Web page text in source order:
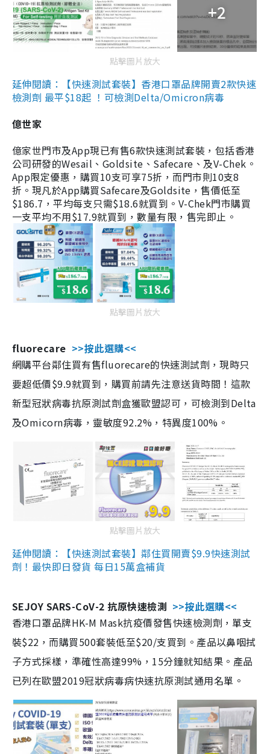
+2
點擊圖片放大
延伸閱讀：【快速測試套裝】香港口罩品牌開賣2款快速
檢測劑 最平$18起 ！可檢測Delta/Omicron病毒
億世家
億家世門市及App現已有售6款快速測試套裝，包括香港
公司研發的Wesail、Goldsite、Safecare、及V-Chek。
App限定優惠，購買10支可享75折，而門市則10支8
折。現凡於App購買Safecare及Goldsite，售價低至
$186.7，平均每支只需$18.6就買到。V-Chek門市購買
一支平均不用$17.9就買到，數量有限，售完即止。
點擊圖片放大
fluorecare >>按此選購<<
網購平台鄰住買有售fluorecare的快速測試劑，現時只
要超低價$9.9就買到，購買前請先注意送貨時間！這款
新型冠狀病毒抗原測試劑盒獲歐盟認可，可檢測到Delta
及Omicorn病毒，靈敏度92.2%，特異度100%。
點擊圖片放大
延伸閱讀：【快速測試套裝】鄰住買開賣$9.9快速測試
劑！最快即日發貨 每日15萬盒補貨
SEJOY SARS-CoV-2 抗原快速檢測 >>按此選購<<
香港口罩品牌HK-M Mask抗疫價發售快速檢測劑，單支
裝$22，而購買500套裝低至$20/支買到。產品以鼻咽拭
子方式採樣，準確性高達99%，15分鐘就知結果。產品
已列在歐盟2019冠狀病毒病快速抗原測試通用名單。